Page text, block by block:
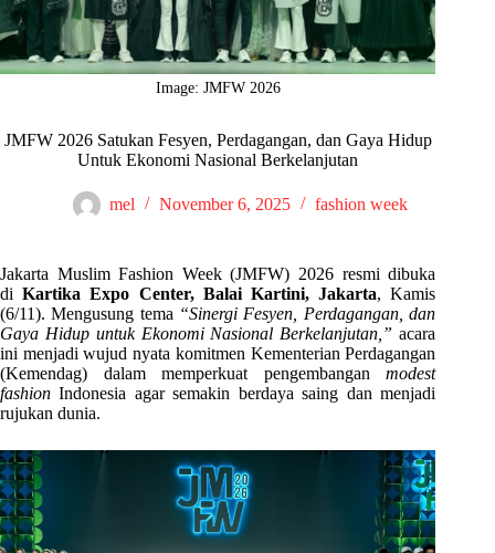
Image: JMFW 2026
JMFW 2026 Satukan Fesyen, Perdagangan, dan Gaya Hidup
Untuk Ekonomi Nasional Berkelanjutan
mel November 6, 2025 fashion week
Jakarta Muslim Fashion Week (JMFW) 2026 resmi dibuka
diKartika Expo Center, Balai Kartini, Jakarta, Kamis
(6/11). Mengusung tema “Sinergi Fesyen, Perdagangan, dan
Gaya Hidup untuk Ekonomi Nasional Berkelanjutan,” acara
ini menjadi wujud nyata komitmen Kementerian Perdagangan
(Kemendag) dalam memperkuat pengembanganmodest
fashion Indonesia agar semakin berdaya saing dan menjadi
rujukan dunia.